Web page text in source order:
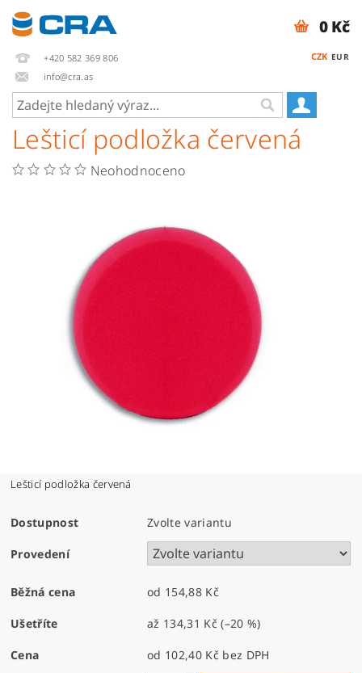
+420 582 369 806
info@cra.as
CZK EUR
0 Kč
Lešticí podložka červená
Neohodnoceno
Lešticí podložka červená
Dostupnost Zvolte variantu
Provedení
Běžná cena od 154,88 Kč
Ušetříte až 134,31 Kč(–20 %)
Cena od 102,40 Kč bez DPH